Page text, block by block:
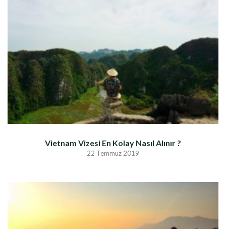
Vietnam Vizesi En Kolay Nasıl Alınır ?
22 Temmuz 2019